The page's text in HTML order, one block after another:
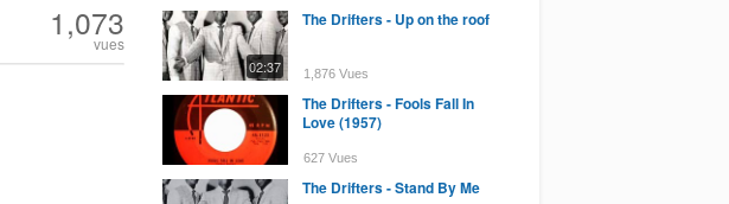
1,073
vues
02:37
The Drifters - Up on the roof
1,876 Vues
The Drifters - Fools Fall In
Love (1957)
627 Vues
The Drifters - Stand By Me